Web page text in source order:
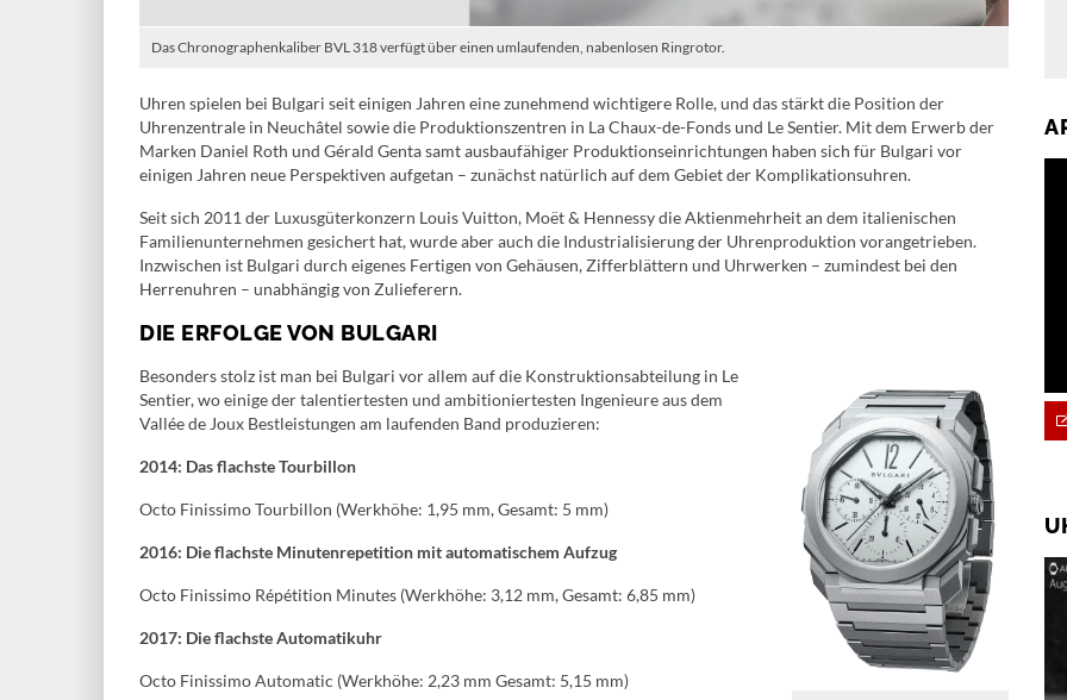
Das Chronographenkaliber BVL 318 verfügt über einen umlaufenden, nabenlosen Ringrotor.
Uhren spielen bei Bulgari seit einigen Jahren eine zunehmend wichtigere Rolle, und das stärkt die Position der
Uhrenzentrale in Neuchâtel sowie die Produktionszentren in La Chaux-de-Fonds und Le Sentier. Mit dem Erwerb der
Marken Daniel Roth und Gérald Genta samt ausbaufähiger Produktionseinrichtungen haben sich für Bulgari vor
einigen Jahren neue Perspektiven aufgetan – zunächst natürlich auf dem Gebiet der Komplikationsuhren.
Seit sich 2011 der Luxusgüterkonzern Louis Vuitton, Moët & Hennessy die Aktienmehrheit an dem italienischen
Familienunternehmen gesichert hat, wurde aber auch die Industrialisierung der Uhrenproduktion vorangetrieben.
Inzwischen ist Bulgari durch eigenes Fertigen von Gehäusen, Zifferblättern und Uhrwerken – zumindest bei den
Herrenuhren – unabhängig von Zulieferern.
DIE ERFOLGE VON BULGARI
Besonders stolz ist man bei Bulgari vor allem auf die Konstruktionsabteilung in Le
Sentier, wo einige der talentiertesten und ambitioniertesten Ingenieure aus dem
Vallée de Joux Bestleistungen am laufenden Band produzieren:
2014: Das flachste Tourbillon
Octo Finissimo Tourbillon (Werkhöhe: 1,95 mm, Gesamt: 5 mm)
2016: Die flachste Minutenrepetition mit automatischem Aufzug
Octo Finissimo Répétition Minutes (Werkhöhe: 3,12 mm, Gesamt: 6,85 mm)
2017: Die flachste Automatikuhr
Octo Finissimo Automatic (Werkhöhe: 2,23 mm Gesamt: 5,15 mm)